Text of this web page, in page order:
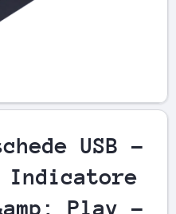
modale
USB -
Indicatore
Play -